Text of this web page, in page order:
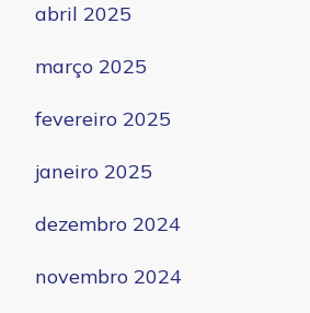
abril 2025
março 2025
fevereiro 2025
janeiro 2025
dezembro 2024
novembro 2024